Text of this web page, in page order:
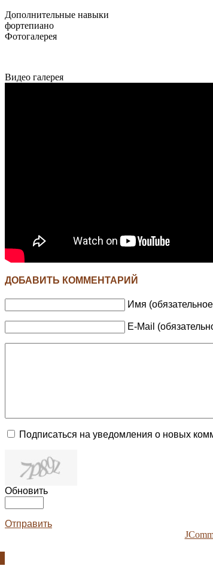
Дополнительные навыки
фортепиано
Фотогалерея
Видео галерея
ДОБАВИТЬ КОММЕНТАРИЙ
Имя
E-Mail
Подписаться на уведомления о новых
Обновить
Отправить